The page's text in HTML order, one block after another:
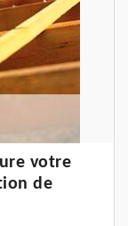
votre
de